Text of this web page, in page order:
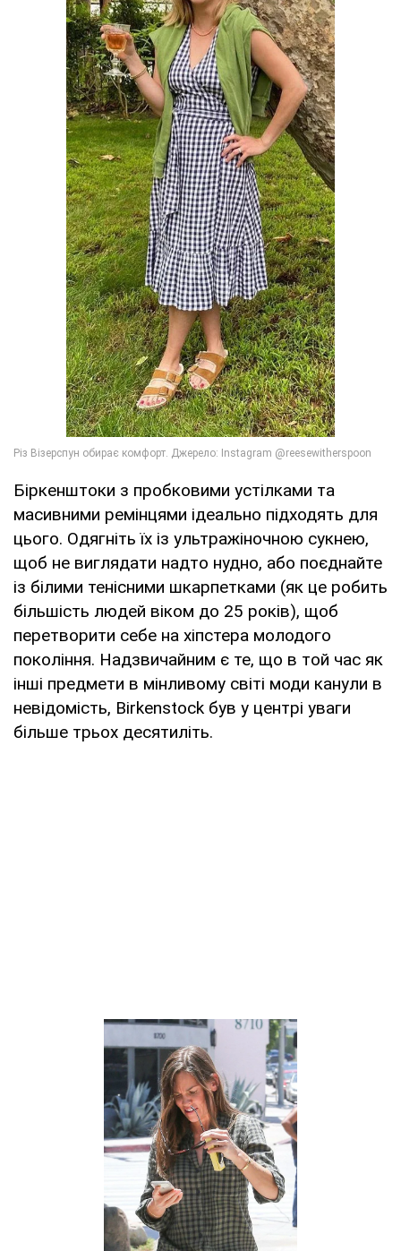
Біркенштоки з пробковими устілками та
масивними ремінцями ідеально підходять для
цього. Одягніть їх із ультражіночною сукнею,
щоб не виглядати надто нудно, або поєднайте
із білими тенісними шкарпетками (як це робить
більшість людей віком до 25 років), щоб
перетворити себе на хіпстера молодого
покоління. Надзвичайним є те, що в той час як
інші предмети в мінливому світі моди канули в
невідомість, Birkenstock був у центрі уваги
більше трьох десятиліть.